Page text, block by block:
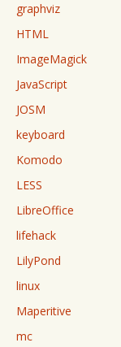
graphviz
HTML
ImageMagick
JavaScript
JOSM
keyboard
Komodo
LESS
LibreOffice
lifehack
LilyPond
linux
Maperitive
mc